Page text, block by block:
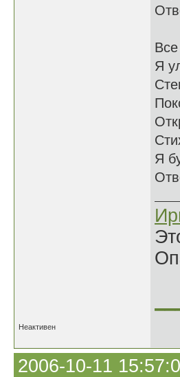
Я
Я
Неактивен
2006-10-11